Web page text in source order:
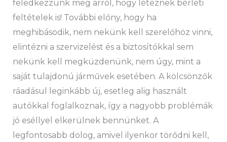
feledkezzünk meg arról, hogy léteznek bérleti
feltételek is! További előny, hogy ha
meghibásodik, nem nekünk kell szerelőhöz vinni,
elintézni a szervizelést és a biztosítókkal sem
nekünk kell megküzdenünk, nem úgy, mint a
saját tulajdonú járművek esetében. A kölcsönzők
ráadásul leginkább új, esetleg alig használt
autókkal foglalkoznak, így a nagyobb problémák
jó eséllyel elkerülnek bennünket. A
legfontosabb dolog, amivel ilyenkor törődni kell,